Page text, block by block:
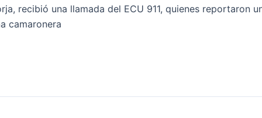
recibió una llamada del ECU 911, quienes reportaron
camaronera